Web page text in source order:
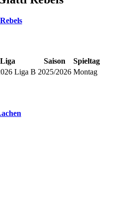
Liga Saison
Spieltag
Liga B 2025/2026 Montag